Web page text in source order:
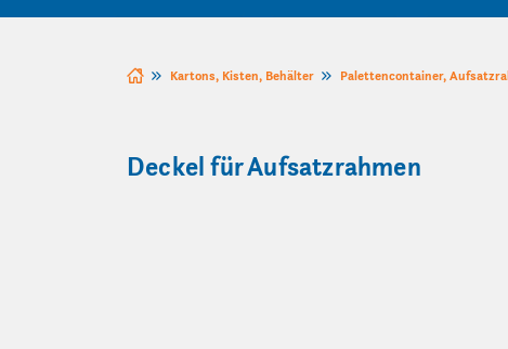
Kartons, Kisten, Behälter Palettencontainer,
Deckel für Aufsatzrahmen